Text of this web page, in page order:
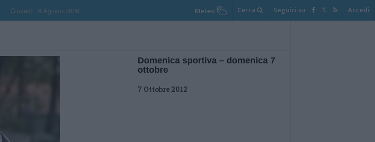
Giovedi , 6 Agosto 2026 Meteo Cerca Seguici su Accedi
Domenica sportiva – domenica 7
ottobre
7 Ottobre 2012